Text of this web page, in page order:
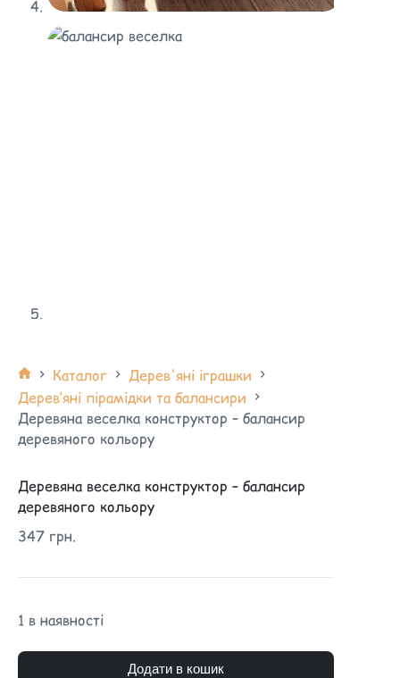
Каталог
Дерев'яні іграшки
Дерев’яні пірамідки та балансири
Деревяна веселка конструктор – балансир
деревяного кольору
Деревяна веселка конструктор – балансир
деревяного кольору
347 грн.
1 в наявності
Додати в кошик